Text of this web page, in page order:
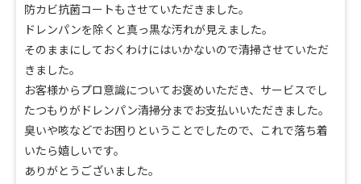
防カビ抗菌コートもさせていただきました。
ドレンパンを除くと真っ黒な汚れが見えました。
そのままにしておくわけにはいかないので清掃させていただ
きました。
お客様からプロ意識についてお褒めいただき、サービスでし
たつもりがドレンパン清掃分までお支払いいただきました。
臭いや咳などでお困りということでしたので、これで落ち着
いたら嬉しいです。
ありがとうございました。